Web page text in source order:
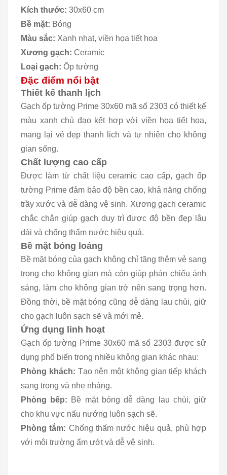
Kích thước: 30x60 cm
Bề mặt: Bóng
Màu sắc: Xanh nhạt, viền họa tiết hoa
Xương gạch: Ceramic
Loại gạch: Ốp tường
Đặc điểm nổi bật
Thiết kế thanh lịch
Gạch ốp tường Prime 30x60 mã số 2303 có thiết kế
màu xanh chủ đạo kết hợp với viền họa tiết hoa,
mang lại vẻ đẹp thanh lịch và tự nhiên cho không
gian sống.
Chất lượng cao cấp
Được làm từ chất liệu ceramic cao cấp, gạch ốp
tường Prime đảm bảo độ bền cao, khả năng chống
trầy xước và dễ dàng vệ sinh. Xương gạch ceramic
chắc chắn giúp gạch duy trì được độ bền đẹp lâu
dài và chống thấm nước hiệu quả.
Bề mặt bóng loáng
Bề mặt bóng của gạch không chỉ tăng thêm vẻ sang
trọng cho không gian mà còn giúp phản chiếu ánh
sáng, làm cho không gian trở nên sang trọng hơn.
Đồng thời, bề mặt bóng cũng dễ dàng lau chùi, giữ
cho gạch luôn sạch sẽ và mới mẻ.
Ứng dụng linh hoạt
Gạch ốp tường Prime 30x60 mã số 2303 được sử
dụng phổ biến trong nhiều không gian khác nhau:
Phòng khách: Tạo nên một không gian tiếp khách
sang trọng và nhẹ nhàng.
Phòng bếp: Bề mặt bóng dễ dàng lau chùi, giữ
cho khu vực nấu nướng luôn sạch sẽ.
Phòng tắm: Chống thấm nước hiệu quả, phù hợp
với môi trường ẩm ướt và dễ vệ sinh.